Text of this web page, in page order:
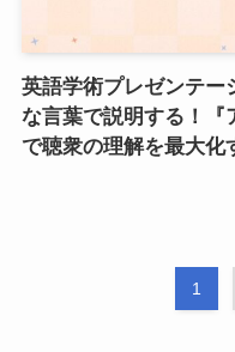
英語学術プレゼンテー
な言葉で説明する！『
で聴衆の理解を最大化
1